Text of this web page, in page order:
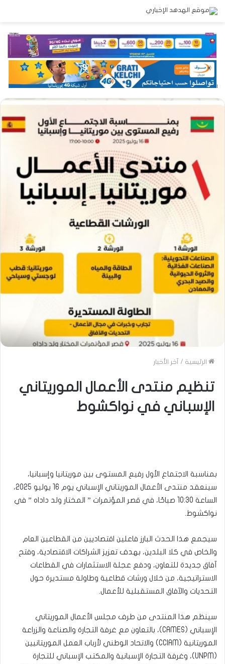
الرئيسية / آخر الأخبار
تنظيم منتدى الأعمال الموريتاني
الإسباني في نواكشوط
بمناسبة الاجتماع الأول رفيع المستوى بين موريتانيا وإسبانيا،
سينعقد منتدى الأعمال الموريتاني الإسباني يوم 16 يوليو 2025،
الساعة 10:30 صباحًا، في قصر المؤتمرات ” المختار ولد داداه ” في
نواكشوط.
سيجمع هذا الحدث البارز فاعلين اقتصاديين من القطاعين العام
والخاص في كلا البلدين، بهدف تعزيز الشراكات الاقتصادية، وفتح
آفاق جديدة للتعاون، ودفع عجلة الاستثمارات في القطاعات
الاستراتيجية، من خلال ورشات قطاعية وطاولة مستديرة حول
التحديات والآفاق المستقبلية للأعمال.
سينظم هذا المنتدى من طرف مجلس الأعمال الموريتاني
الإسباني (CAMES)، بالتعاون مع غرفة التجارة والصناعة والزراعة
الموريتانية (CCIAM) والاتحاد الوطني لأرباب العمل الموريتانيين
(UNPM)، وغرفة التجارة الإسبانية والمكتب الإسباني للتجارة